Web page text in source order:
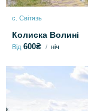
с. Світязь
Колиска Волині
Від 600₴ ніч